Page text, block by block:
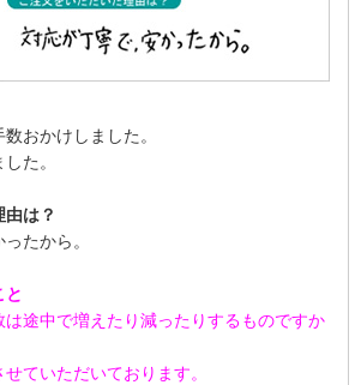
おかけしました。
た。
は？
たから。
と
途中で増えたり減ったりするものですか
ていただいております。